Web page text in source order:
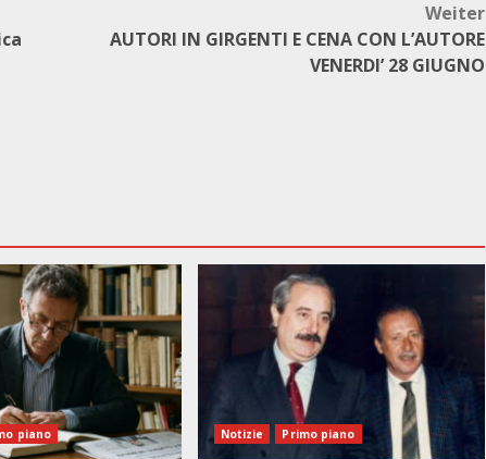
Weiter
AUTORI IN GIRGENTI E CENA CON L’AUTORE
VENERDI’ 28 GIUGNO
piano Notizie Primo piano